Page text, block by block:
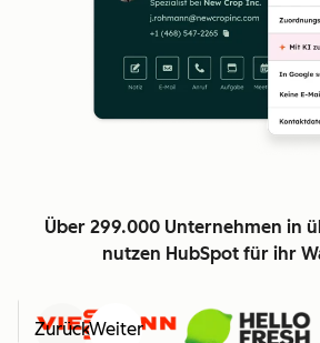
Über 299.000 Unternehmen in
nutzen HubSpot für ihr
ZurückWeiter